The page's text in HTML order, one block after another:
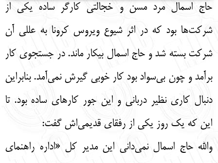
حاج اسمال مرد مسن و خجالتی کارگر ساده یکی از
شرکت‌ها بود که در اثر شیوع ویروس کرونا به عللی آن
شرکت بسته شد و حاج اسمال بیکار ماند. در جستجوی کار
برآمد و چون بی‌سواد بود کار خوبی گیرش نمی‌آمد. بنابراین
دنبال کاری نظیر دربانی و این جور کارهای ساده بود. تا
این که یک روز یکی از رفقای قدیمی‌اش گفت:
والله حاج اسمال نمی‌دانی این مدیر کل «اداره راهنمای